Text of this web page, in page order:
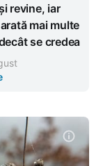
revine, iar
mai multe
se credea